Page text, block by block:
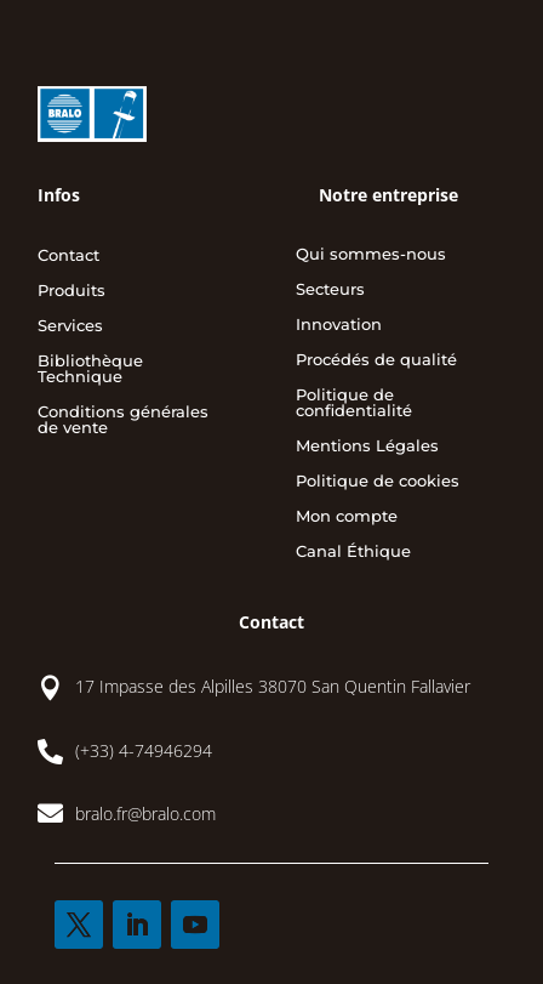
Infos
Contact
Produits
Services
Bibliothèque
Technique
Conditions générales
de vente
Notre entreprise
Qui sommes-nous
Secteurs
Innovation
Procédés de qualité
Politique de
confidentialité
Mentions Légales
Politique de cookies
Mon compte
Canal Éthique
Contact
 17 Impasse des Alpilles 38070 San Quentin Fallavier
 (+33) 4-74946294
 bralo.fr@bralo.com